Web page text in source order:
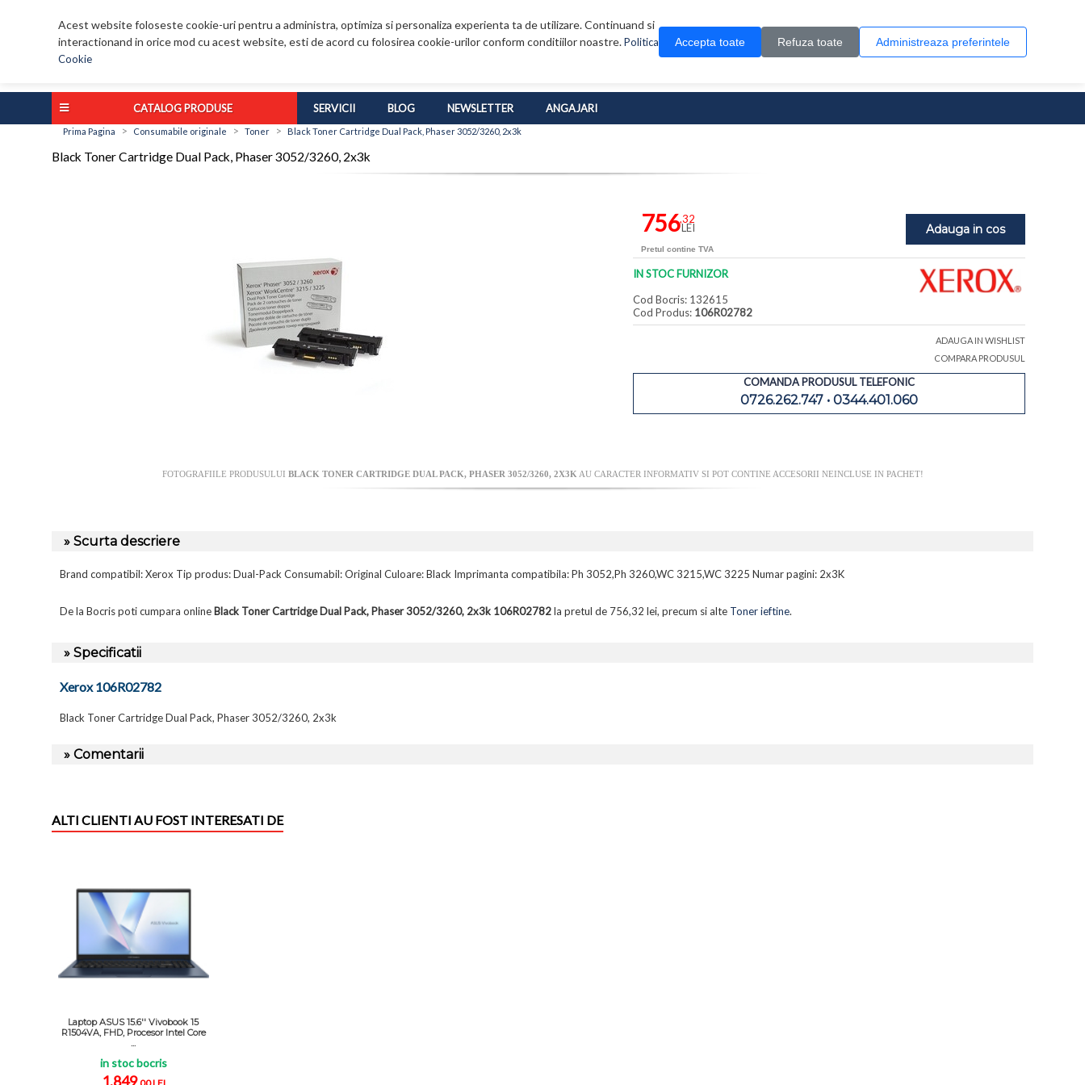
Acest website foloseste cookie-uri pentru a administra, optimiza si personaliza experienta ta de utilizare. Continuand si
interactionand in orice mod cu acest website, esti de acord cu folosirea cookie-urilor conform conditiilor noastre.Politica
Cookie
Accepta toate Refuza toate Administreaza preferintele
0 produs(e)
CATALOG PRODUSE SERVICII BLOG NEWSLETTER ANGAJARI
Prima Pagina > Consumabile originale > Toner > Black Toner Cartridge Dual Pack, Phaser 3052/3260, 2x3k
Black Toner Cartridge Dual Pack, Phaser 3052/3260, 2x3k
Adauga in cos
756,32
LEI
Pretul contine TVA
IN STOC FURNIZOR
Cod Bocris: 132615
Cod Produs: 106R02782
ADAUGA IN WISHLIST
COMPARA PRODUSUL
COMANDA PRODUSUL TELEFONIC
0726.262.747 • 0344.401.060
FOTOGRAFIILE PRODUSULUI BLACK TONER CARTRIDGE DUAL PACK, PHASER 3052/3260, 2X3K AU CARACTER INFORMATIV SI POT CONTINE ACCESORII NEINCLUSE IN PACHET!
» Scurta descriere
Brand compatibil: Xerox Tip produs: Dual-Pack Consumabil: Original Culoare: Black Imprimanta compatibila: Ph 3052,Ph 3260,WC 3215,WC 3225 Numar pagini: 2x3K
De la Bocris poti cumpara online Black Toner Cartridge Dual Pack, Phaser 3052/3260, 2x3k 106R02782la pretul de 756,32 lei, precum si alte Toner ieftine.
» Specificatii
Xerox 106R02782
Black Toner Cartridge Dual Pack, Phaser 3052/3260, 2x3k
» Comentarii
ALTI CLIENTI AU FOST INTERESATI DE
Laptop ASUS 15.6'' Vivobook 15
R1504VA, FHD, Procesor Intel Core
...
in stoc bocris
1.849